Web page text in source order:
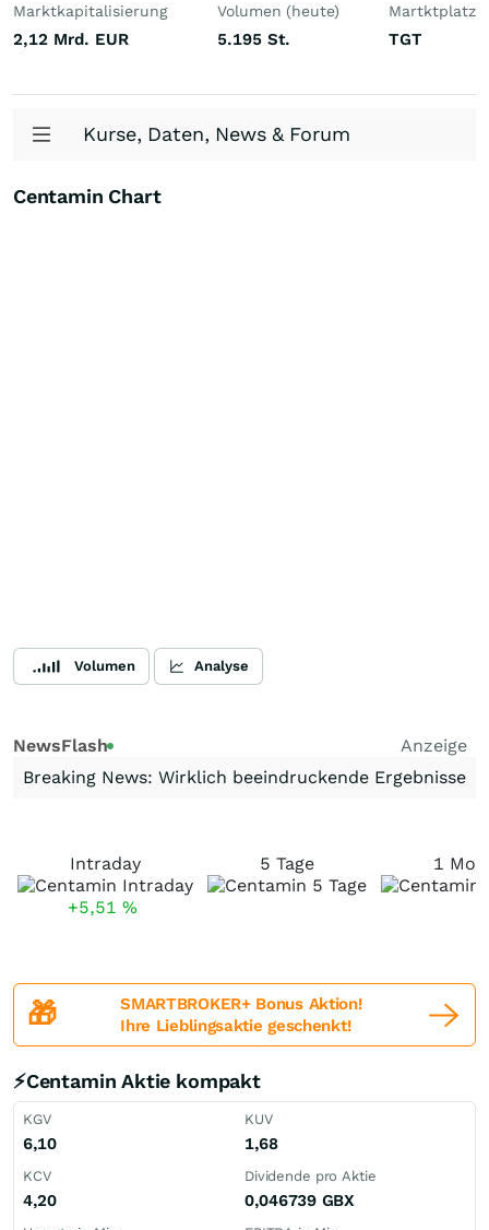
Marktkapitalisierung
2,12 Mrd. EUR
Volumen (heute)
5.195St.
Martktplatz
TGT
Kurse, Daten, News & Forum
Centamin Chart
Volumen Analyse
NewsFlash
Anzeige
Breaking News: Wirklich beeindruckende Ergebnisse
Intraday
+5,51 %
5 Tage 1
🎁
SMARTBROKER+ Bonus Aktion!
Ihre Lieblingsaktie geschenkt!
⚡Centamin Aktie kompakt
KGV
6,10
KUV
1,68
KCV
4,20
Dividende pro Aktie
0,046739 GBX